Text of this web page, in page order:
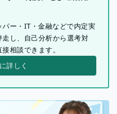
ー・IT・金融などで内定実
し、自己分析から選考対
相談できます。
詳しく